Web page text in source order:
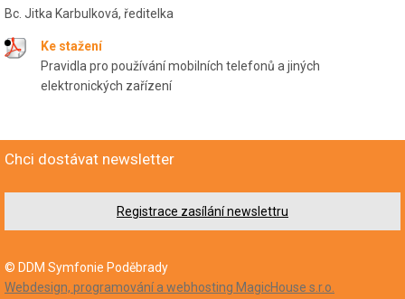
Bc. Jitka Karbulková, ředitelka
Ke stažení
Pravidla pro používání mobilních telefonů a jiných
elektronických zařízení
Chci dostávat newsletter
Registrace zasílání newslettru
© DDM Symfonie Poděbrady
Webdesign, programování a webhosting MagicHouse s.r.o.